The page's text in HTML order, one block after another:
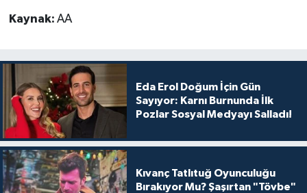
Kaynak: AA
Eda Erol Doğum İçin Gün
Sayıyor: Karnı Burnunda İlk
Pozlar Sosyal Medyayı Salladı!
Kıvanç Tatlıtuğ Oyunculuğu
Bırakıyor Mu? Şaşırtan "Tövbe"